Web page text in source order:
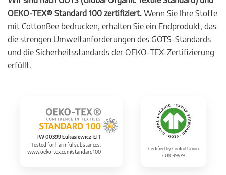
OEKO-TEX® Standard 100 zertifiziert. Wenn Sie Ihre Stoffe
mit CottonBee bedrucken, erhalten Sie ein Endprodukt, das
die strengen Umweltanforderungen des GOTS-Standards
und die Sicherheitsstandards der OEKO-TEX-Zertifizierung
erfüllt.
IW 00399 Łukasiewicz-ŁIT
Tested for harmful substances.
www.oeko-tex.com/standard100
Certified by Control Union
CU1099579